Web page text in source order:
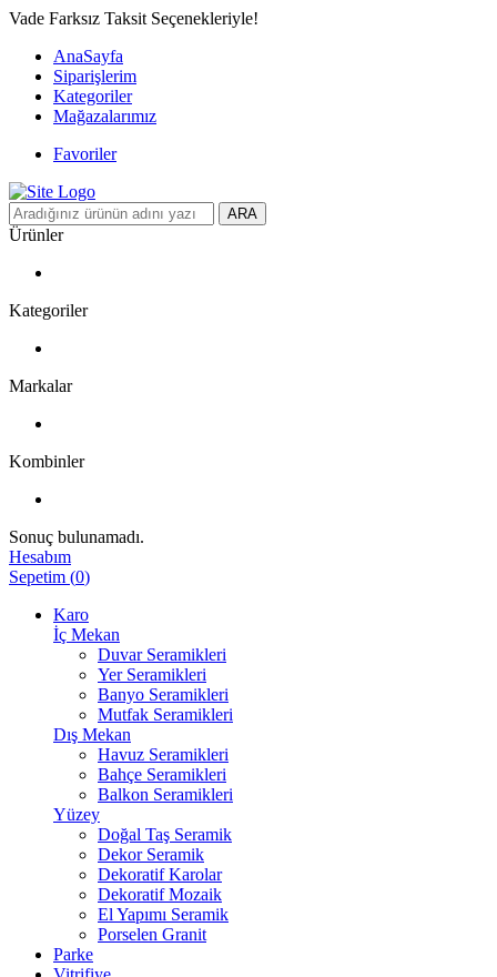
Vade Farksız Taksit Seçenekleriyle!
AnaSayfa
Siparişlerim
Kategoriler
Mağazalarımız
Favoriler
ARA
Ürünler
Kategoriler
Markalar
Kombinler
Sonuç bulunamadı.
Hesabım
Sepetim (0)
Karo
İç Mekan
Duvar Seramikleri
Yer Seramikleri
Banyo Seramikleri
Mutfak Seramikleri
Dış Mekan
Havuz Seramikleri
Bahçe Seramikleri
Balkon Seramikleri
Yüzey
Doğal Taş Seramik
Dekor Seramik
Dekoratif Karolar
Dekoratif Mozaik
El Yapımı Seramik
Porselen Granit
Parke